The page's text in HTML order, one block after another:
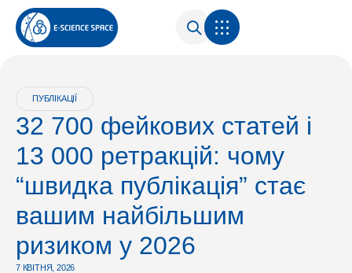
ПУБЛІКАЦІЇ
32 700 фейкових статей і
13 000 ретракцій: чому
“швидка публікація” стає
вашим найбільшим
ризиком у 2026
7 КВІТНЯ, 2026